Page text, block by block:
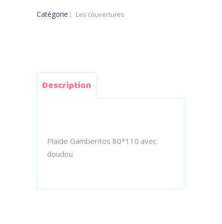
Catégorie : Les couvertures
Description
Plaide Gamberitos 80*110 avec
doudou